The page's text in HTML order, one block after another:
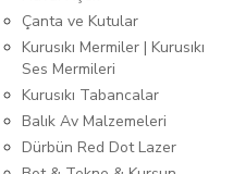
Çanta ve Kutular
Kurusıkı Mermiler | Kurusıkı
Ses Mermileri
Kurusıkı Tabancalar
Balık Av Malzemeleri
Dürbün Red Dot Lazer